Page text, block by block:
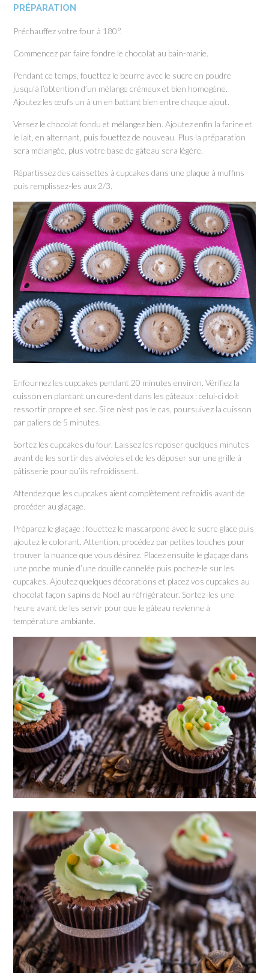
PRÉPARATION
Préchauffez votre four à 180°.
Commencez par faire fondre le chocolat au bain-marie.
Pendant ce temps, fouettez le beurre avec le sucre en poudre
jusqu’à l’obtention d’un mélange crémeux et bien homogène.
Ajoutez les œufs un à un en battant bien entre chaque ajout.
Versez le chocolat fondu et mélangez bien. Ajoutez enfin la farine et
le lait, en alternant, puis fouettez de nouveau. Plus la préparation
sera mélangée, plus votre base de gâteau sera légère.
Répartissez des caissettes à cupcakes dans une plaque à muffins
puis remplissez-les aux 2/3.
Enfournez les cupcakes pendant 20 minutes environ. Vérifiez la
cuisson en plantant un cure-dent dans les gâteaux : celui-ci doit
ressortir propre et sec. Si ce n’est pas le cas, poursuivez la cuisson
par paliers de 5 minutes.
Sortez les cupcakes du four. Laissez les reposer quelques minutes
avant de les sortir des alvéoles et de les déposer sur une grille à
pâtisserie pour qu’ils refroidissent.
Attendez que les cupcakes aient complètement refroidis avant de
procéder au glaçage.
Préparez le glaçage : fouettez le mascarpone avec le sucre glace puis
ajoutez le colorant. Attention, procédez par petites touches pour
trouver la nuance que vous désirez. Placez ensuite le glaçage dans
une poche munie d’une douille cannelée puis pochez-le sur les
cupcakes. Ajoutez quelques décorations et placez vos cupcakes au
chocolat façon sapins de Noël au réfrigérateur. Sortez-les une
heure avant de les servir pour que le gâteau revienne à
température ambiante.